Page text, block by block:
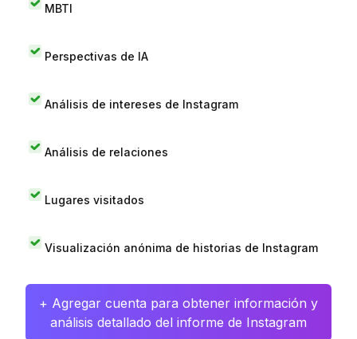
MBTI
Perspectivas de IA
Análisis de intereses de Instagram
Análisis de relaciones
Lugares visitados
Visualización anónima de historias de Instagram
+ Agregar cuenta para obtener información y
análisis detallado del informe de Instagram